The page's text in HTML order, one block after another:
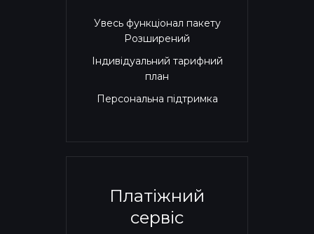
Увесь функціонал пакету
Розширений
Індивідуальний тарифний
план
Персональна підтримка
Платіжний
сервіс